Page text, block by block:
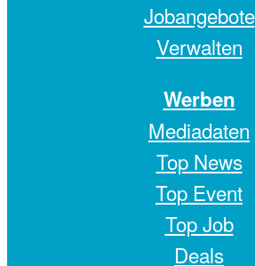
Jobangebote
Verwalten
Werben
Mediadaten
Top News
Top Event
Top Job
Deals